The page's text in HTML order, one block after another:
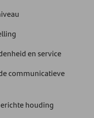
en service
communicatieve
houding